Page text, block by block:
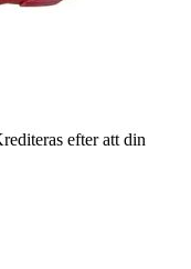
efter att din